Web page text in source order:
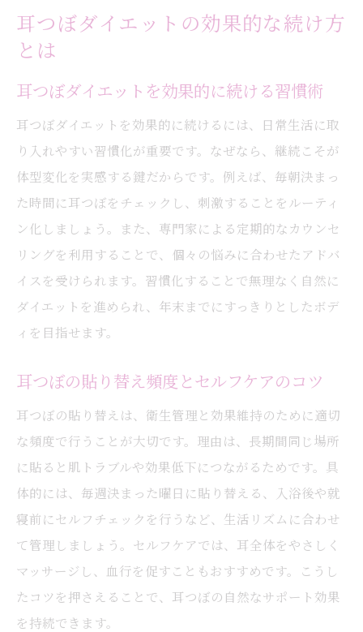
耳つぼダイエットの効果的な続け方
とは
耳つぼダイエットを効果的に続ける習慣術
耳つぼダイエットを効果的に続けるには、日常生活に取
り入れやすい習慣化が重要です。なぜなら、継続こそが
体型変化を実感する鍵だからです。例えば、毎朝決まっ
た時間に耳つぼをチェックし、刺激することをルーティ
ン化しましょう。また、専門家による定期的なカウンセ
リングを利用することで、個々の悩みに合わせたアドバ
イスを受けられます。習慣化することで無理なく自然に
ダイエットを進められ、年末までにすっきりとしたボデ
ィを目指せます。
耳つぼの貼り替え頻度とセルフケアのコツ
耳つぼの貼り替えは、衛生管理と効果維持のために適切
な頻度で行うことが大切です。理由は、長期間同じ場所
に貼ると肌トラブルや効果低下につながるためです。具
体的には、毎週決まった曜日に貼り替える、入浴後や就
寝前にセルフチェックを行うなど、生活リズムに合わせ
て管理しましょう。セルフケアでは、耳全体をやさしく
マッサージし、血行を促すこともおすすめです。こうし
たコツを押さえることで、耳つぼの自然なサポート効果
を持続できます。